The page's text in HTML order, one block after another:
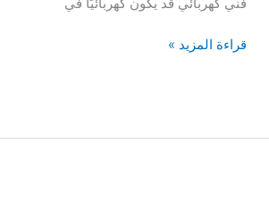
فني
قراءة المزيد »